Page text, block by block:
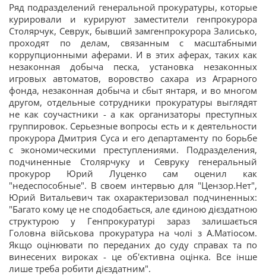
Ряд подразделений генеральной прокуратуры, которые
курировали и курируют заместители генпрокурора
Столярчук, Севрук, бывший замгенпрокурора Залисько,
проходят по делам, связанным с масштабными
коррупционными аферами. И в этих аферах, таких как
незаконная добыча песка, установка незаконных
игровых автоматов, воровство сахара из Аграрного
фонда, незаконная добыча и сбыт янтаря, и во многом
другом, отдельные сотрудники прокуратуры выглядят
не как соучастники - а как организаторы преступных
группировок. Серьезные вопросы есть и к деятельности
прокурора Дмитрия Суса и его департаменту по борьбе
с экономическими преступлениями. Подразделения,
подчиненные Столярчуку и Севруку генеральный
прокурор Юрий Луценко сам оценил как
"недеспособные". В своем интервью для "Цензор.Нет",
Юрий Витальевич так охарактеризовал подчиненных:
"Багато кому це не сподобається, але єдиною дієздатною
структурою у Генпрокуратурі зараз залишається
Головна військова прокуратура на чолі з А.Матіосом.
Якщо оцінювати по переданих до суду справах та по
винесених вироках - це об'єктивна оцінка. Все інше
лише треба робити дієздатним".